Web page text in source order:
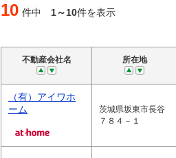
10 件中 1～10件を表示
不動産会社名 所在地
（有）アイワホ
ーム
茨城県坂東市長谷
７８４－１